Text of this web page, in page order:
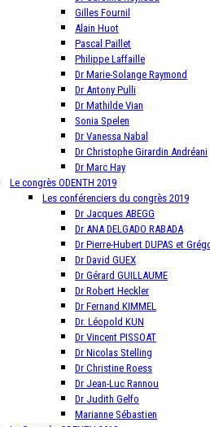
Gilles Fournil
Alain Huot
Pascal Paillet
Philippe Laffaille
Dr Marie-Solange Raymond
Dr Antony Pulli
Dr Mathilde Vian
Sonia Spelen
Dr Vanessa Nabal
Dr Christophe Girardin Andréani
Dr Marc Hay
Le congrès ODENTH 2019
Les conférenciers du congrès 2019
Dr Jacques ABEGG
Dr ANA DELGADO RABADA
Dr Pierre-Hubert DUPAS et
Dr David GUEX
Dr Gérard GUILLAUME
Dr Robert Heckler
Dr Fernand KIMMEL
Dr. Léopold KUN
Dr Vincent PISSOAT
Dr Nicolas Stelling
Dr Christine Roess
Dr Jean-Luc Rannou
Dr Judith Gelfo
Marianne Sébastien